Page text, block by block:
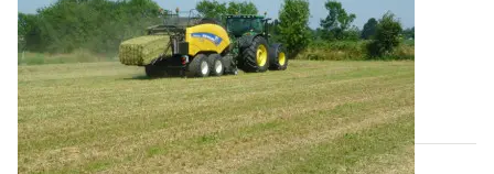
l’échauffement du foin
Attention aux foins récoltés humides, ils sont
particulièrement sensibles à l’échauffement...
05 JUIN 2025